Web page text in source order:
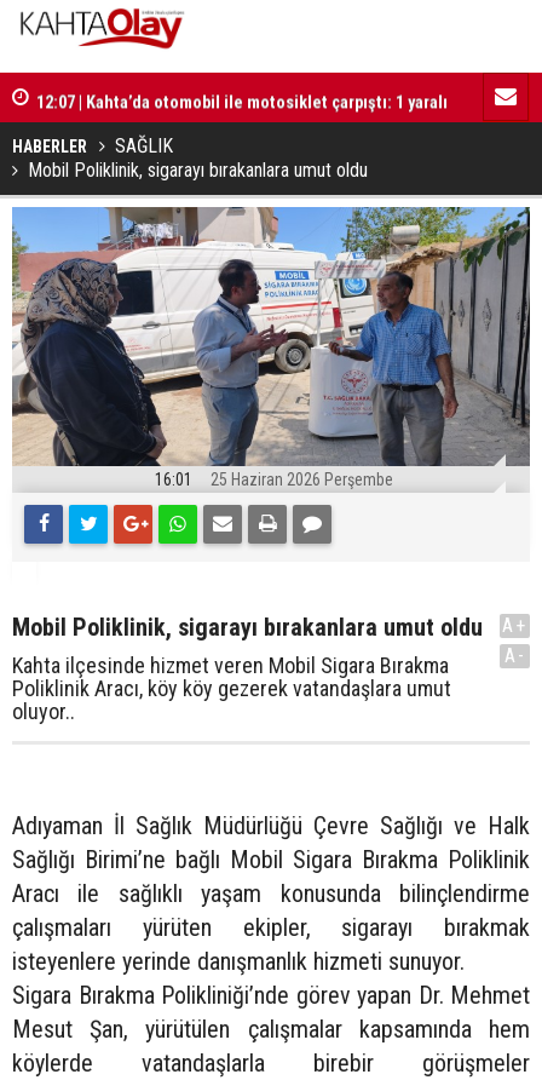
12:07 | Kahta’da otomobil ile motosiklet çarpıştı: 1 yaralı 12:02 |
HABERLER
SAĞLIK
Mobil Poliklinik, sigarayı bırakanlara umut oldu
16:01 25 Haziran 2026 Perşembe
Mobil Poliklinik, sigarayı bırakanlara umut oldu
Kahta ilçesinde hizmet veren Mobil Sigara Bırakma
Poliklinik Aracı, köy köy gezerek vatandaşlara umut
oluyor..
A+
A-
Adıyaman İl Sağlık Müdürlüğü Çevre Sağlığı ve Halk
Sağlığı Birimi’ne bağlı Mobil Sigara Bırakma Poliklinik
Aracı ile sağlıklı yaşam konusunda bilinçlendirme
çalışmaları yürüten ekipler, sigarayı bırakmak
isteyenlere yerinde danışmanlık hizmeti sunuyor.
Sigara Bırakma Polikliniği’nde görev yapan Dr. Mehmet
Mesut Şan, yürütülen çalışmalar kapsamında hem
köylerde vatandaşlarla birebir görüşmeler